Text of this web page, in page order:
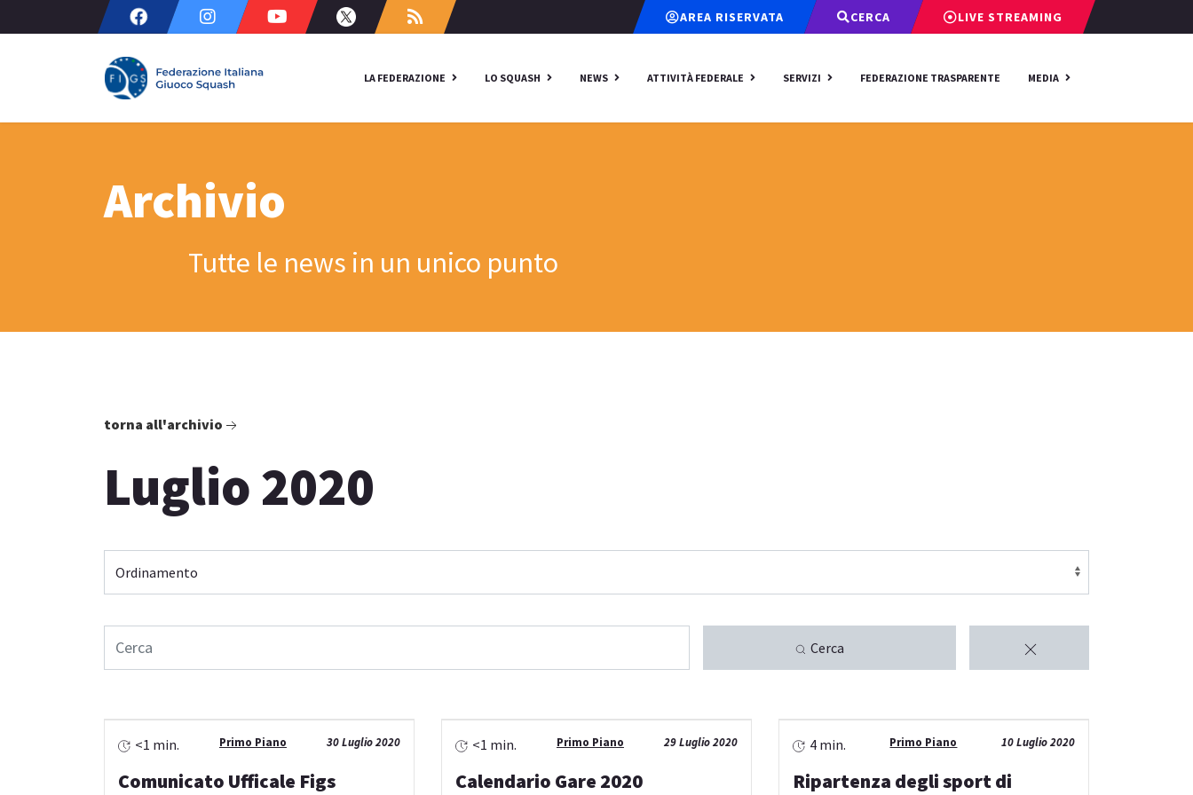
AREA RISERVATA CERCA LIVE STREAMING
LA FEDERAZIONE LO SQUASH NEWS ATTIVITÀ FEDERALE SERVIZI FEDERAZIONE TRASPARENTE MEDIA
Archivio
Tutte le news in un unico punto
torna all'archivio
Luglio 2020
Cerca
30 Luglio 2020
Primo Piano
<1 min.
Comunicato Ufficale Figs
29 Luglio 2020
Primo Piano
<1 min.
Calendario Gare 2020
10 Luglio 2020
Primo Piano
4 min.
Ripartenza degli sport di